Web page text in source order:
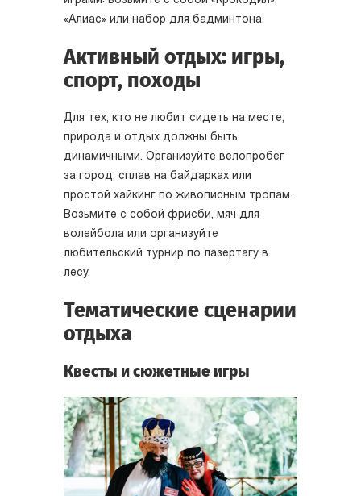
«Алиас» или набор для бадминтона.
Активный отдых: игры,
спорт, походы
Для тех, кто не любит сидеть на месте,
природа и отдых должны быть
динамичными. Организуйте велопробег
за город, сплав на байдарках или
простой хайкинг по живописным тропам.
Возьмите с собой фрисби, мяч для
волейбола или организуйте
любительский турнир по лазертагу в
лесу.
Тематические сценарии
отдыха
Квесты и сюжетные игры